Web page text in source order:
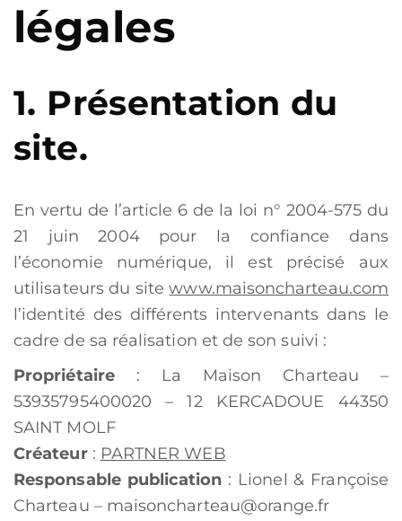
légales
1. Présentation du
site.
En vertu de l’article 6 de la loi n° 2004-575 du
21 juin 2004 pour la confiance dans
l’économie numérique, il est précisé aux
utilisateurs du sitewww.maisoncharteau.com
l’identité des différents intervenants dans le
cadre de sa réalisation et de son suivi :
Propriétaire: La Maison Charteau –
53935795400020 – 12 KERCADOUE 44350
SAINT MOLF
Créateur: PARTNER WEB
Responsable publication : Lionel & Françoise
Charteau – maisoncharteau@orange.fr